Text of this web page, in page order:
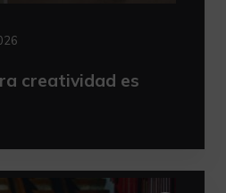
creatividad es